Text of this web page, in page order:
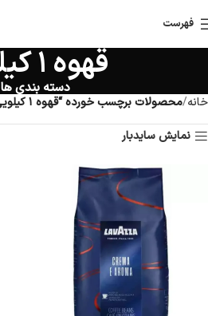
فهرست
قهوه ۱ کیلویی
دسته بندی ها
خانه محصولات برچسب خورده “قهوه ۱ کیلویی”
نمایش سایدبار